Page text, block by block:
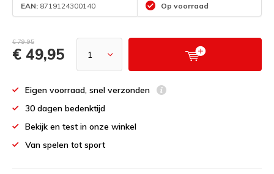
EAN: 8719124300140 Op voorraad
€ 79,95
€ 49,95
Eigen voorraad, snel verzonden
30 dagen bedenktijd
Bekijk en test in onze winkel
Van spelen tot sport